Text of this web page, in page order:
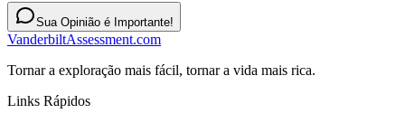
Sua Opinião é Importante!
VanderbiltAssessment.com
Tornar a exploração mais fácil, tornar a vida mais rica.
Links Rápidos